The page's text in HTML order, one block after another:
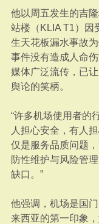
他以周五发生的吉
站楼（KLIA T1）因
生天花板漏水事故
事件没有造成人命
媒体广泛流传，已
舆论的笑柄。
“许多机场使用者的
人担心安全，有人
仅是服务品质问题
防性维护与风险管
缺口。”
他强调，机场是国
来西亚的第一印象